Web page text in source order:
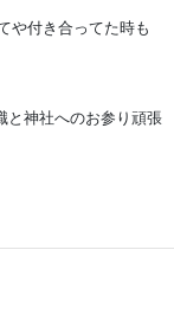
や付き合ってた時も
と神社へのお参り頑張